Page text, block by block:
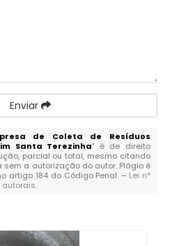
Enviar
de Coleta de Resíduos
Santa Terezinha" é de direito
parcial ou total, mesmo citando
sem a autorização do autor. Plágio é
artigo 184 do Código Penal. – Lei n°
autorais.